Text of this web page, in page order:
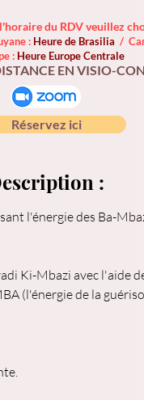
du RDV veuillez
: Heure de Brasilia /
: Heure Europe Centrale
EN VISIO-
Réservez ici
:
l'énergie des Ba-
Ki-Mbazi avec l'aide
(l'énergie de la